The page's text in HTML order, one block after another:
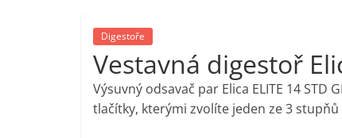
porovnání,
pračky,
televize,
Digestoře
Vestavná digestoř
Výsuvný odsavač par Elica ELITE 14
tlačítky, kterými zvolíte jeden ze 3